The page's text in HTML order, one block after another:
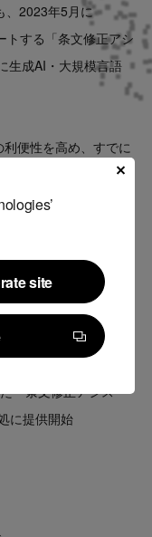
site
site
、2023年5月に
トする「条文修正アシ
生成AI・大規模言語
便性を高め、すでに
わせにより会社と事
成AI・大規模言語モ
・大規模言語モデル
組織強化を加速させ
ーム
「条文修正アシス
に提供開始